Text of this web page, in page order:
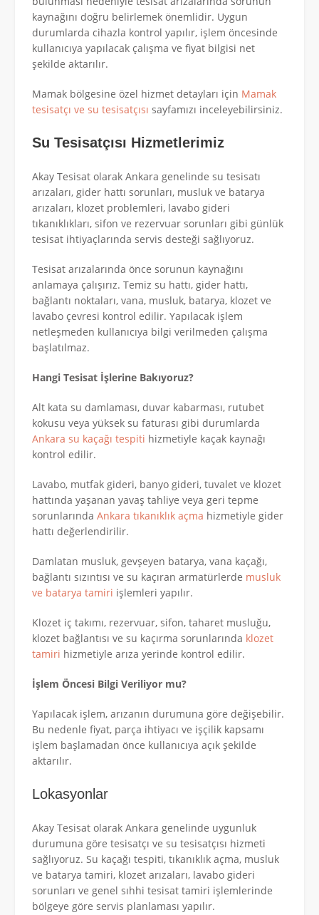
kaynağını doğru belirlemek önemlidir. Uygun
durumlarda cihazla kontrol yapılır, işlem öncesinde
kullanıcıya yapılacak çalışma ve fiyat bilgisi net
şekilde aktarılır.
Mamak bölgesine özel hizmet detayları için Mamak
tesisatçı ve su tesisatçısı sayfamızı inceleyebilirsiniz.
Su Tesisatçısı Hizmetlerimiz
Akay Tesisat olarak Ankara genelinde su tesisatı
arızaları, gider hattı sorunları, musluk ve batarya
arızaları, klozet problemleri, lavabo gideri
tıkanıklıkları, sifon ve rezervuar sorunları gibi günlük
tesisat ihtiyaçlarında servis desteği sağlıyoruz.
Tesisat arızalarında önce sorunun kaynağını
anlamaya çalışırız. Temiz su hattı, gider hattı,
bağlantı noktaları, vana, musluk, batarya, klozet ve
lavabo çevresi kontrol edilir. Yapılacak işlem
netleşmeden kullanıcıya bilgi verilmeden çalışma
başlatılmaz.
Hangi Tesisat İşlerine Bakıyoruz?
Alt kata su damlaması, duvar kabarması, rutubet
kokusu veya yüksek su faturası gibi durumlarda
Ankara su kaçağı tespiti hizmetiyle kaçak kaynağı
kontrol edilir.
Lavabo, mutfak gideri, banyo gideri, tuvalet ve klozet
hattında yaşanan yavaş tahliye veya geri tepme
sorunlarında Ankara tıkanıklık açma hizmetiyle gider
hattı değerlendirilir.
Damlatan musluk, gevşeyen batarya, vana kaçağı,
bağlantı sızıntısı ve su kaçıran armatürlerde musluk
ve batarya tamiri işlemleri yapılır.
Klozet iç takımı, rezervuar, sifon, taharet musluğu,
klozet bağlantısı ve su kaçırma sorunlarında klozet
tamiri hizmetiyle arıza yerinde kontrol edilir.
İşlem Öncesi Bilgi Veriliyor mu?
Yapılacak işlem, arızanın durumuna göre değişebilir.
Bu nedenle fiyat, parça ihtiyacı ve işçilik kapsamı
işlem başlamadan önce kullanıcıya açık şekilde
aktarılır.
Lokasyonlar
Akay Tesisat olarak Ankara genelinde uygunluk
durumuna göre tesisatçı ve su tesisatçısı hizmeti
sağlıyoruz. Su kaçağı tespiti, tıkanıklık açma, musluk
ve batarya tamiri, klozet arızaları, lavabo gideri
sorunları ve genel sıhhi tesisat tamiri işlemlerinde
bölgeye göre servis planlaması yapılır.